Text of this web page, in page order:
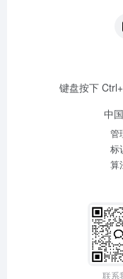
键盘按下
中
管
标
算
联系